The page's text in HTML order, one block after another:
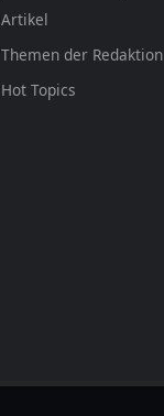
Artikel
Themen der Redaktion
Hot Topics